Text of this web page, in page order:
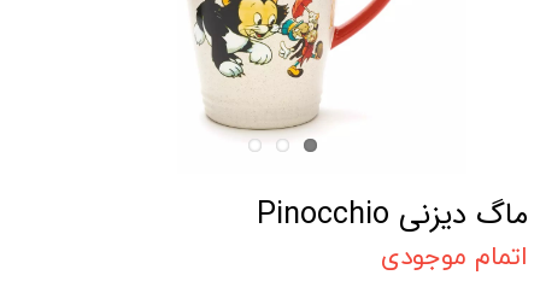
ماگ دیزنی Pinocchio
اتمام موجودی